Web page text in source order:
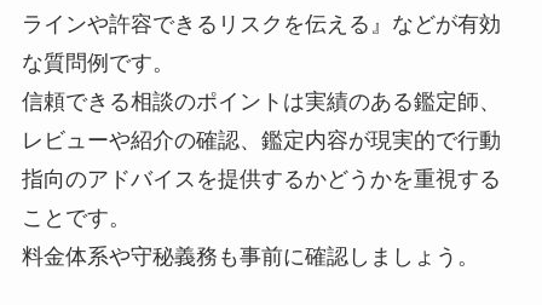
ラインや許容できるリスクを伝える』などが有効
な質問例です。
信頼できる相談のポイントは実績のある鑑定師、
レビューや紹介の確認、鑑定内容が現実的で行動
指向のアドバイスを提供するかどうかを重視する
ことです。
料金体系や守秘義務も事前に確認しましょう。